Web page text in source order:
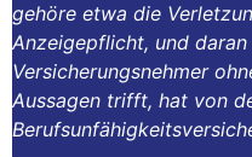
gehöre etwa die
Anzeigepflicht, und
Versicherungsnehmer
Aussagen trifft, hat von